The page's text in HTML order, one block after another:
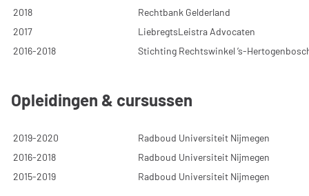
2018
Rechtbank Gelderland
2017
LiebregtsLeistra Advocaten
2016-2018
Stichting Rechtswinkel ’s-
Opleidingen & cursussen
2019-2020
Radboud Universiteit Nijmegen
2016-2018
Radboud Universiteit Nijmegen
2015-2019
Radboud Universiteit Nijmegen